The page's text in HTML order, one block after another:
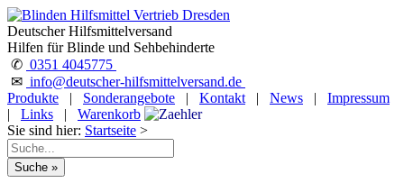
Deutscher Hilfsmittelversand
Hilfen für Blinde und Sehbehinderte
✆ 0351 4045775
✉ info@deutscher-hilfsmittelversand.de
Produkte
| Sonderangebote | Kontakt | News |
Impressum
|
Links |
Warenkorb
Sie sind hier: Startseite >